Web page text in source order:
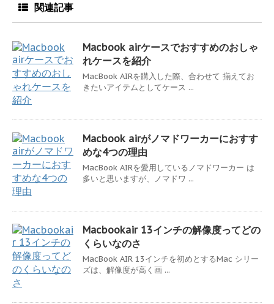
関連記事
Macbook airケースでおすすめのおしゃ
れケースを紹介
MacBook AIRを購入した際、合わせて 揃えてお
きたいアイテムとしてケース ...
Macbook airがノマドワーカーにおすす
めな4つの理由
MacBook AIRを愛用しているノマドワーカー は
多いと思いますが、ノマドワ ...
Macbookair 13インチの解像度ってどの
くらいなのさ
MacBook AIR 13インチを初めとするMac シリー
ズは、解像度が高く画 ...